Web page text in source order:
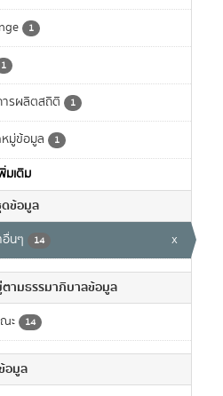
1
1
ารผลิตสถิติ 1
มู่ข้อมูล 1
มเติม
ดข้อมูล
อื่นๆ 14 x
ามธรรมาภิบาลข้อมูล
ะ 14
อมูล